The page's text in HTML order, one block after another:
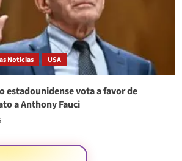
Noticias USA
estadounidense vota a favor de
a Anthony Fauci